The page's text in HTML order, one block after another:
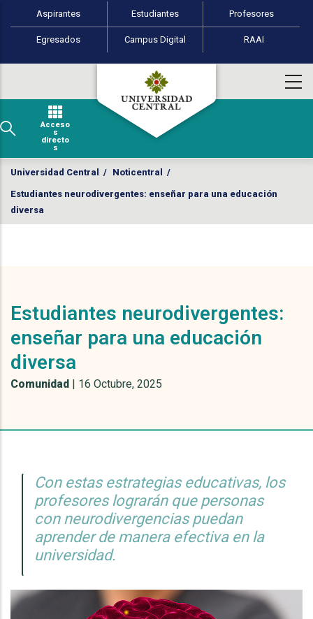
Pasar al contenido principal
Perfiles de usuario
Aspirantes Estudiantes Profesores
Egresados Campus Digital RAAI
Acceso
s
directo
s
Universidad Central / Noticentral /
Estudiantes neurodivergentes: enseñar para una educación
diversa
Estudiantes neurodivergentes:
enseñar para una educación
diversa
Comunidad | 16 Octubre, 2025
Con estas estrategias educativas, los
profesores lograrán que personas
con neurodivergencias puedan
aprender de manera efectiva en la
universidad.